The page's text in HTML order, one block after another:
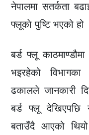
नेपालमा सतर्कता
फ्लूकाे पुष्टि भएको हो
बर्ड फ्लू
भइरहेको
ढकालले जानकारी
बर्ड फ्लू देखिएपछि
बताउँदै आएको